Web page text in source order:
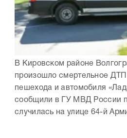
В Кировском районе
произошло смертельное ДТП
пешехода и автомобиля
сообщили в ГУ МВД России
случилась на улице 64-й